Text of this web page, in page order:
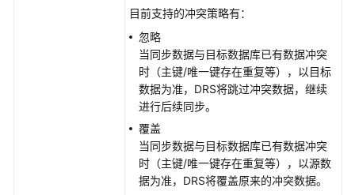
目前支持的冲突策略有：
忽略
当同步数据与目标数据库已有数据冲突
时（主键/唯一键存在重复等），以目标
数据为准，DRS将跳过冲突数据，继续
进行后续同步。
覆盖
当同步数据与目标数据库已有数据冲突
时（主键/唯一键存在重复等），以源数
据为准，DRS将覆盖原来的冲突数据。